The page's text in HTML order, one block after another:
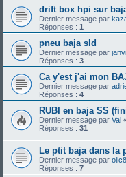
drift box hpi sur
Dernier message par
Réponses : 1
pneu baja sld
Dernier message par janvi
Réponses : 3
Ca y'est j'ai mon
Dernier message par
Réponses : 4
RUBI en baja SS
Dernier message par Val
Réponses : 31
Le ptit baja dans la
Dernier message par
Réponses : 7